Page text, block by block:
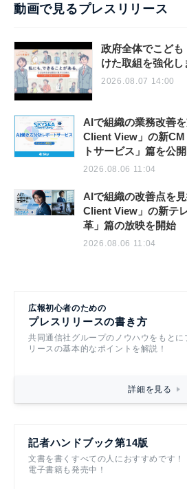
動画で見るプレスリリース
政府全体でこども
けた取組を強化し
2026.08.07 14:00
AIで組織の業務改善
Client View」の新
トサービス」篇を公開
2026.08.06 11:04
AIで組織の改善点を
Client View」の新テ
革」篇の放映を開始
2026.08.06 11:04
広報初心者のための
プレスリリースの書き方
共同通信社グループのノウハウをもとに
リースの基本的なポイントを解説！
詳細を見る
記者ハンドブック第14版
文書を書くすべての人におすすめです！
電子書籍も発売中！